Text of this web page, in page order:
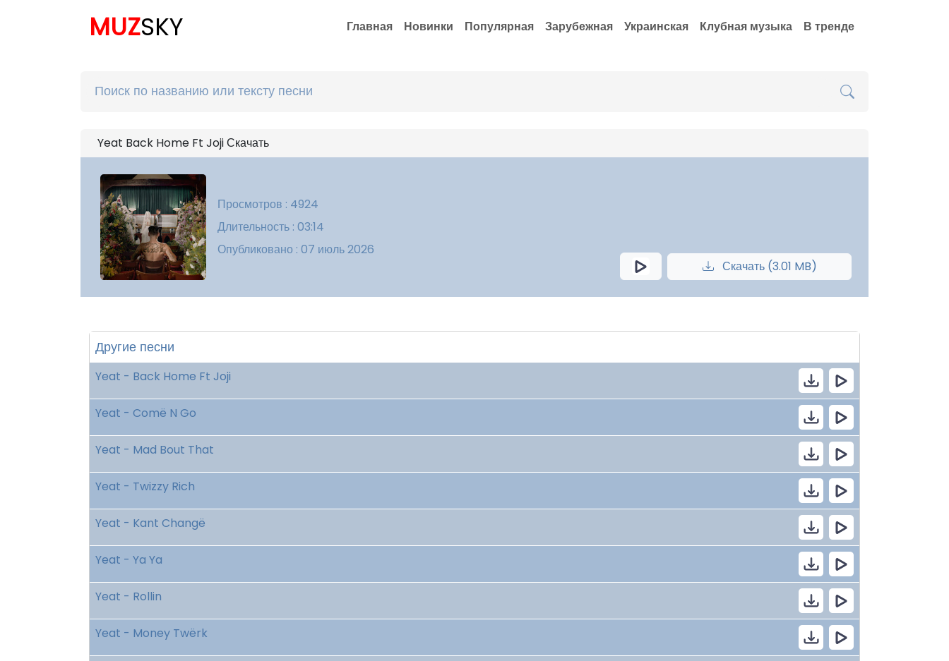
MUZSKY Главная Новинки Популярная Зарубежная Украинская Клубная музыка В тренде
Yeat Back Home Ft Joji Скачать
Просмотров : 4924
Длительность : 03:14
Опубликовано : 07 июль 2026
Скачать (3.01 MB)
Другие песни
Yeat - Back Home Ft Joji
Yeat - Comë N Go
Yeat - Mad Bout That
Yeat - Twizzy Rich
Yeat - Kant Changë
Yeat - Ya Ya
Yeat - Rollin
Yeat - Money Twërk